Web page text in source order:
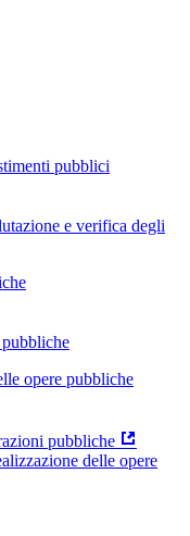
pubblici
e verifica degli
opere pubbliche
pubbliche
delle opere